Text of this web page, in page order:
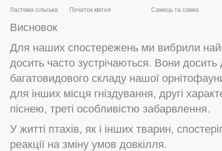
Ластівка сільська Початок квітня Самець та самка
Висновок
Для наших спостережень ми вибрили
досить часто зустрічаються. Вони
багатовидового складу нашої
для інших місця гніздування, другі
піснею, треті особливістю забарвлення.
У житті птахів, як і інших тварин,
реакції на зміну умов довкілля.